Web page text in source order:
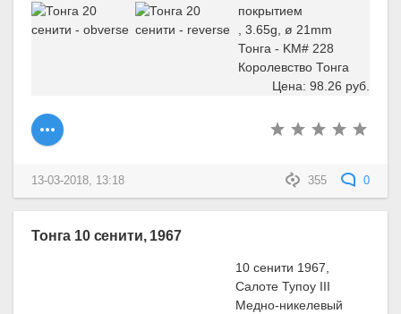
покрытием
, 3.65g, ø 21mm
Тонга - KM# 228
Королевство Тонга
Цена: 98.26 руб.
355 0
13-03-2018, 13:18
Тонга 10 сенити, 1967
10 сенити 1967,
Салоте Тупоу III
Медно-никелевый